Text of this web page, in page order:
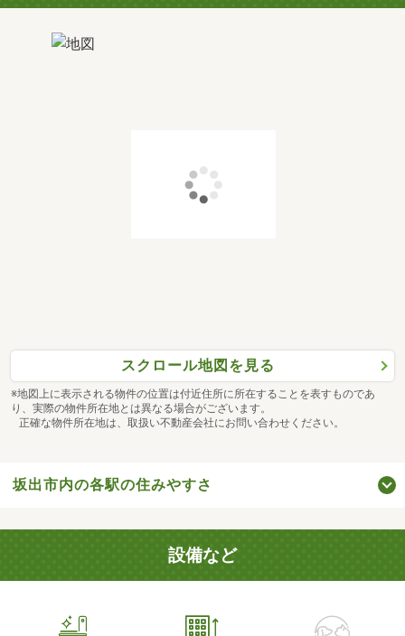
スクロール地図を見る
※地図上に表示される物件の位置は付近住所に所在することを表すものであ
り、実際の物件所在地とは異なる場合がございます。
正確な物件所在地は、取扱い不動産会社にお問い合わせください。
坂出市内の各駅の住みやすさ
設備など